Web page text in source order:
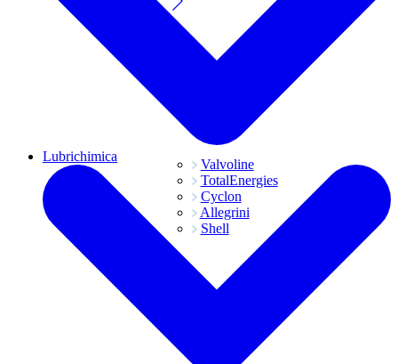
Valvoline
TotalEnergies
Cyclon
Allegrini
Shell
Lubrichimica